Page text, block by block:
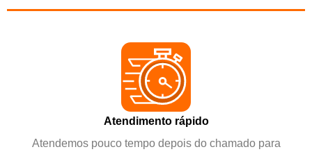
Atendimento rápido
Atendemos pouco tempo depois do chamado para